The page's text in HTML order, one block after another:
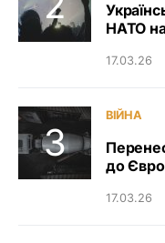
НАТО
17.03.26
ВІЙНА
до
17.03.26